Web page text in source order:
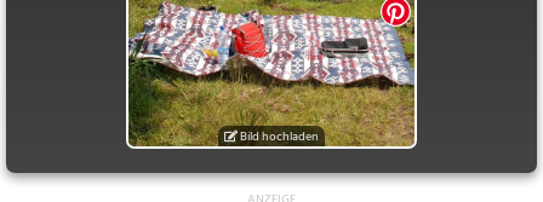
Bild hochladen